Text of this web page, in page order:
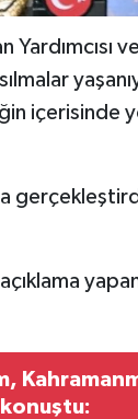
içerisinde